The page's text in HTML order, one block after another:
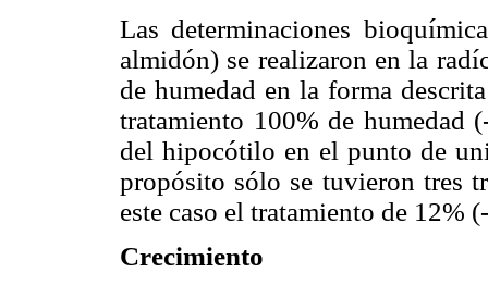
Las determinaciones
almidón) se realizaron en la
de humedad en la forma
tratamiento 100% de humedad
del hipocótilo en el punto de
propósito sólo se tuvieron tres
este caso el tratamiento de 12%
Crecimiento